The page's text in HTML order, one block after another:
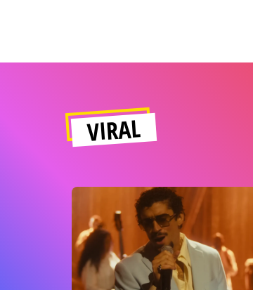
VIRAL